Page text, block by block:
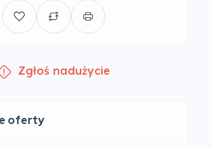
Zgłoś nadużycie
oferty